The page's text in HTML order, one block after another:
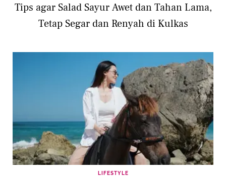
Tips agar Salad Sayur Awet dan Tahan Lama,
Tetap Segar dan Renyah di Kulkas
LIFESTYLE